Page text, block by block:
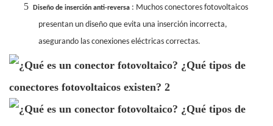
5 Diseño de inserción anti-reversa : Muchos conectores fotovoltaicos
presentan un diseño que evita una inserción incorrecta,
asegurando las conexiones eléctricas correctas.